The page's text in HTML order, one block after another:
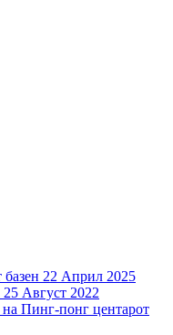
22 Април 2025
25 Август 2022
на Пинг-понг центарот